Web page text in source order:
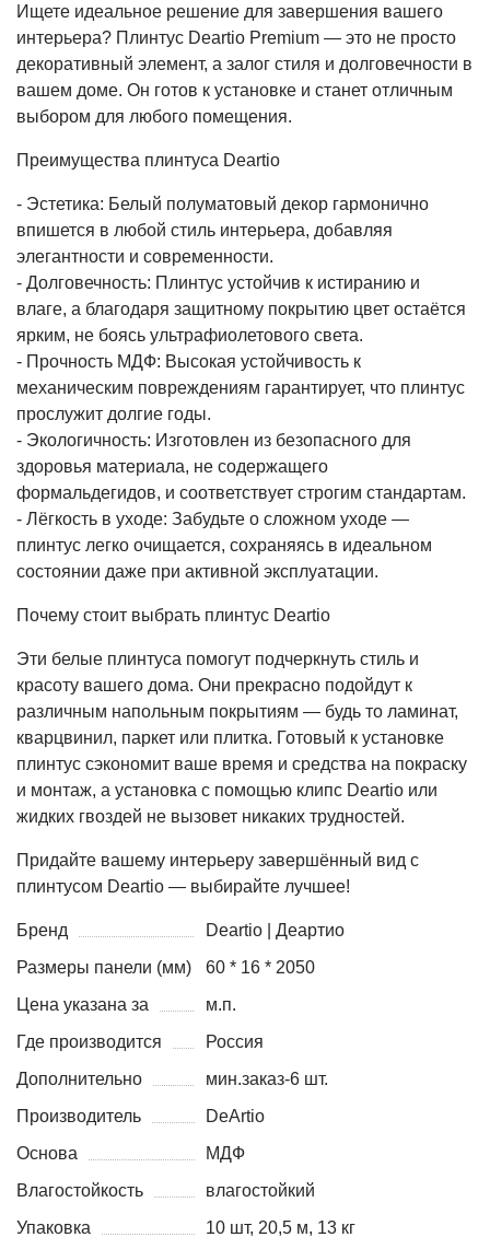
Ищете идеальное решение для завершения вашего
интерьера? Плинтус Deartio Premium — это не просто
декоративный элемент, а залог стиля и долговечности в
вашем доме. Он готов к установке и станет отличным
выбором для любого помещения.
Преимущества плинтуса Deartio
- Эстетика: Белый полуматовый декор гармонично
впишется в любой стиль интерьера, добавляя
элегантности и современности.
- Долговечность: Плинтус устойчив к истиранию и
влаге, а благодаря защитному покрытию цвет остаётся
ярким, не боясь ультрафиолетового света.
- Прочность МДФ: Высокая устойчивость к
механическим повреждениям гарантирует, что плинтус
прослужит долгие годы.
- Экологичность: Изготовлен из безопасного для
здоровья материала, не содержащего
формальдегидов, и соответствует строгим стандартам.
- Лёгкость в уходе: Забудьте о сложном уходе —
плинтус легко очищается, сохраняясь в идеальном
состоянии даже при активной эксплуатации.
Почему стоит выбрать плинтус Deartio
Эти белые плинтуса помогут подчеркнуть стиль и
красоту вашего дома. Они прекрасно подойдут к
различным напольным покрытиям — будь то ламинат,
кварцвинил, паркет или плитка. Готовый к установке
плинтус сэкономит ваше время и средства на покраску
и монтаж, а установка с помощью клипс Deartio или
жидких гвоздей не вызовет никаких трудностей.
Придайте вашему интерьеру завершённый вид с
плинтусом Deartio — выбирайте лучшее!
Бренд
Deartio | Деартио
Размеры панели (мм)
60 * 16 * 2050
Цена указана за
м.п.
Где производится
Россия
Дополнительно
мин.заказ-6 шт.
Производитель
DeArtio
Основа
МДФ
Влагостойкость
влагостойкий
Упаковка
10 шт, 20,5 м, 13 кг